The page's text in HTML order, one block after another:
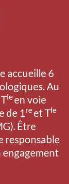
accueille 6
Au
leen voie
de 1reet Tle
Être
responsable
engagement